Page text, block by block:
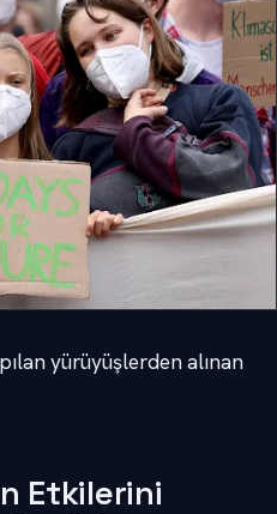
yürüyüşlerden alınan
Etkilerini